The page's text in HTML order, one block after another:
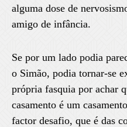
alguma dose de
amigo de infância.
Se por um lado podia
o Simão, podia tornar-se
própria fasquia por achar
casamento é um
factor desafio, que é das